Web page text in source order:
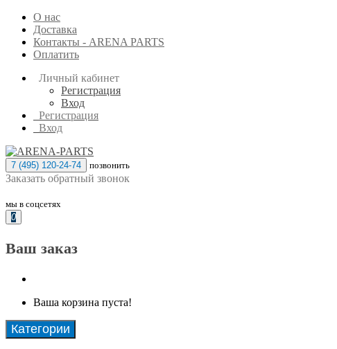
О нас
Доставка
Контакты - ARENA PARTS
Оплатить
Личный кабинет
Регистрация
Вход
Регистрация
Вход
7 (495) 120-24-74 позвонить
Заказать обратный звонок
мы в соцсетях
0
Ваш заказ
Ваша корзина пуста!
Категории